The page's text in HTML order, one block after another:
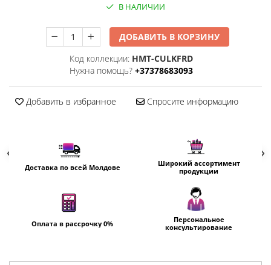
Вентиляторы
Кондиционеры
Нагреватели воды
Очистители и увлажнители
воздуха
Микроволновые печи
Фритюрницы
Электрические печи
В НАЛИЧИИ
ДОБАВИТЬ В КОРЗИНУ
Код коллекции: HMT-CULKFRD
Нужна помощь? +37378683093
Добавить в избранное Спросите информацию
Доставка по всей Молдове
Широкий ассортимент
продукции
Оплата в рассрочку 0%
Персональное
консультирование